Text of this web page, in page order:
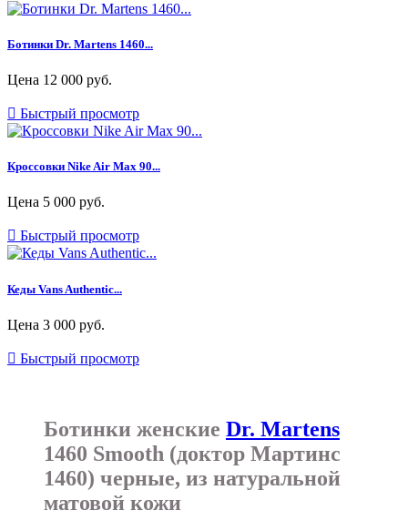
Ботинки Dr. Martens 1460...
Цена 12 000 руб.
 Быстрый просмотр
Кроссовки Nike Air Max 90...
Цена 5 000 руб.
 Быстрый просмотр
Кеды Vans Authentic...
Цена 3 000 руб.
 Быстрый просмотр
Ботинки женские Dr. Martens
1460 Smooth (доктор Мартинс
1460) черные, из натуральной
матовой кожи